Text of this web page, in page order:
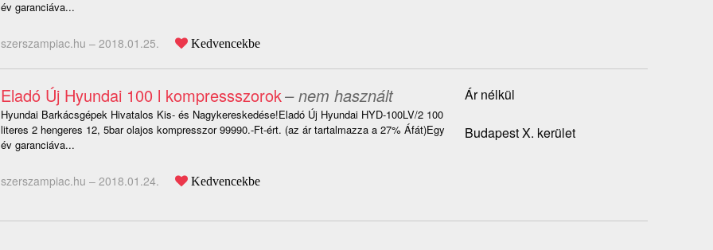
év garanciáva...
szerszampiac.hu – 2018.01.25. Kedvencekbe
Eladó Új Hyundai 100 l kompressszorok– nem használt
Hyundai Barkácsgépek Hivatalos Kis- és Nagykereskedése!Eladó Új Hyundai HYD-100LV/2 100
literes 2 hengeres 12, 5bar olajos kompresszor 99990.-Ft-ért. (az ár tartalmazza a 27% Áfát)Egy
év garanciáva...
szerszampiac.hu – 2018.01.24. Kedvencekbe
Ár nélkül
Budapest X. kerület